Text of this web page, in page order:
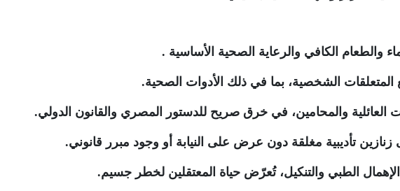
والطعام الكافي والرعاية الصحية الأساسية .
المتعلقات الشخصية، بما في ذلك الأدوات الصحية.
العائلية والمحامين، في خرق صريح للدستور المصري والقانون الدولي.
تأديبية مغلقة دون عرض على النيابة أو وجود مبرر قانوني.
الطبي والتنكيل، تُعرّض حياة المعتقلين لخطر جسيم.